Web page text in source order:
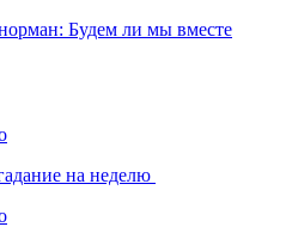
Будем ли мы вместе
на неделю